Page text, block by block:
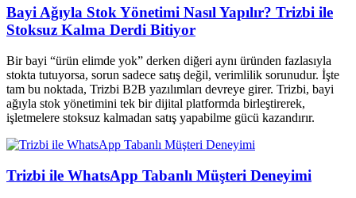
Bayi Ağıyla Stok Yönetimi Nasıl Yapılır? Trizbi ile
Stoksuz Kalma Derdi Bitiyor
Bir bayi “ürün elimde yok” derken diğeri aynı üründen fazlasıyla
stokta tutuyorsa, sorun sadece satış değil, verimlilik sorunudur. İşte
tam bu noktada, Trizbi B2B yazılımları devreye girer. Trizbi, bayi
ağıyla stok yönetimini tek bir dijital platformda birleştirerek,
işletmelere stoksuz kalmadan satış yapabilme gücü kazandırır.
Trizbi ile WhatsApp Tabanlı Müşteri Deneyimi